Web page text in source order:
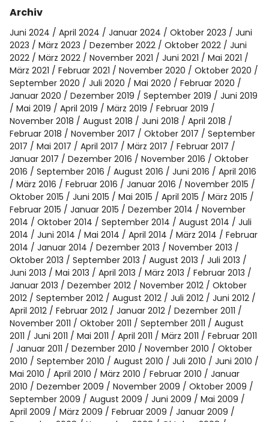
Archiv
Juni 2024 April 2024 Januar 2024 Oktober 2023
Juni
2023
März 2023 Dezember 2022 Oktober 2022
Juni
2022
März 2022 November 2021 Juni 2021
Mai 2021
März 2021
Februar 2021 November 2020
Oktober 2020
September 2020
Juli 2020 Mai 2020
Februar 2020
Januar 2020
Dezember 2019 September 2019
Juni 2019
Mai 2019
April 2019 März 2019
Februar 2019
November 2018
August 2018 Juni 2018
April 2018
Februar 2018
November 2017 Oktober 2017
September
2017
Mai 2017 April 2017 März 2017
Februar 2017
Januar 2017
Dezember 2016 November 2016
Oktober
2016
September 2016 August 2016 Juni 2016
April 2016
März 2016
Februar 2016 Januar 2016
November 2015
Oktober 2015
Juni 2015 Mai 2015 April 2015
März 2015
Februar 2015
Januar 2015 Dezember 2014
November
2014
Oktober 2014 September 2014 August 2014
Juli
2014
Juni 2014 Mai 2014 April 2014 März 2014
Februar
2014
Januar 2014 Dezember 2013
November 2013
Oktober 2013
September 2013 August 2013
Juli 2013
Juni 2013
Mai 2013 April 2013 März 2013
Februar 2013
Januar 2013
Dezember 2012 November 2012
Oktober
2012
September 2012 August 2012 Juli 2012
Juni 2012
April 2012
Februar 2012 Januar 2012
Dezember 2011
November 2011
Oktober 2011 September 2011
August
2011
Juni 2011 Mai 2011 April 2011 März 2011
Februar 2011
Januar 2011
Dezember 2010 November 2010
Oktober
2010
September 2010 August 2010 Juli 2010
Juni 2010
Mai 2010
April 2010 März 2010 Februar 2010
Januar
2010
Dezember 2009 November 2009
Oktober 2009
September 2009
August 2009 Juni 2009
Mai 2009
April 2009
März 2009 Februar 2009
Januar 2009